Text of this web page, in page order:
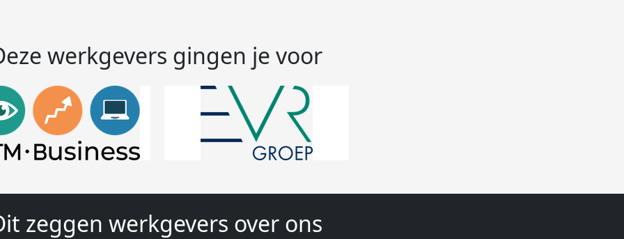
werkgevers gingen je voor
zeggen werkgevers over ons